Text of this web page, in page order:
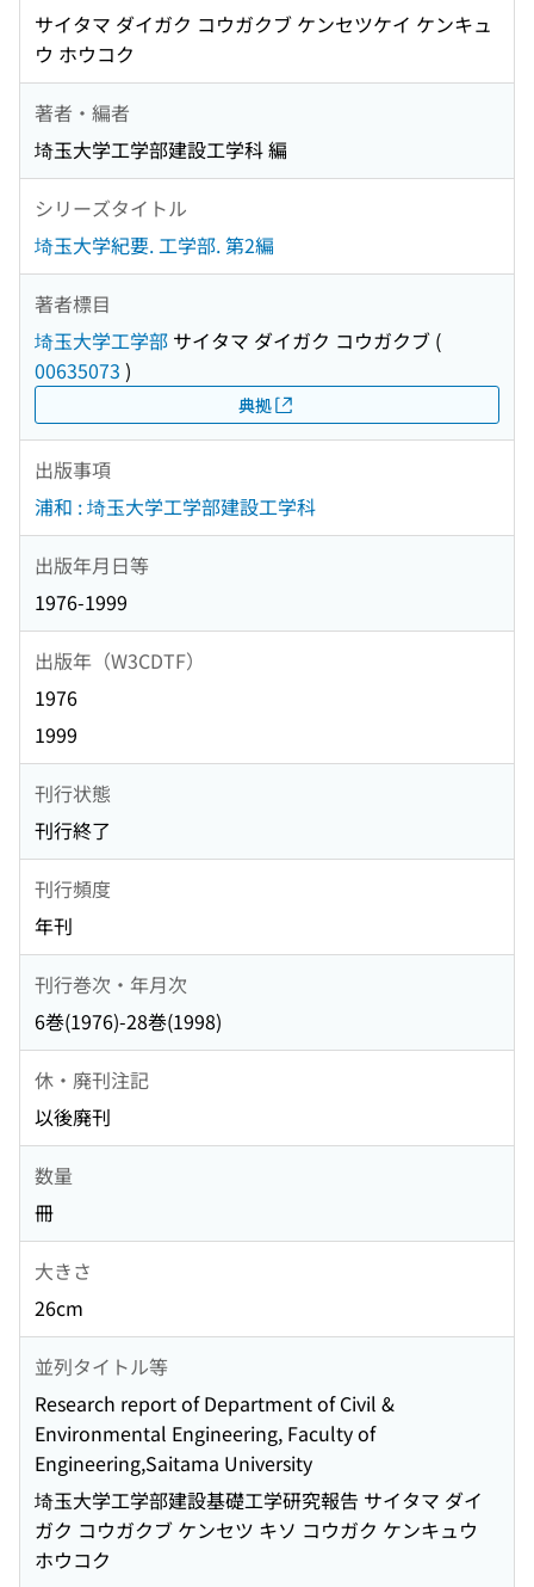
サイタマ ダイガク コウガクブ ケンセツケイ ケンキュ
ウ ホウコク
著者・編者
埼玉大学工学部建設工学科 編
シリーズタイトル
埼玉大学紀要. 工学部. 第2編
著者標目
埼玉大学工学部 サイタマ ダイガク コウガクブ (
00635073 )
典拠
出版事項
浦和 : 埼玉大学工学部建設工学科
出版年月日等
1976-1999
出版年（W3CDTF）
1976
1999
刊行状態
刊行終了
刊行頻度
年刊
刊行巻次・年月次
6巻(1976)-28巻(1998)
休・廃刊注記
以後廃刊
数量
冊
大きさ
26cm
並列タイトル等
Research report of Department of Civil &
Environmental Engineering, Faculty of
Engineering,Saitama University
埼玉大学工学部建設基礎工学研究報告 サイタマ ダイ
ガク コウガクブ ケンセツ キソ コウガク ケンキュウ
ホウコク